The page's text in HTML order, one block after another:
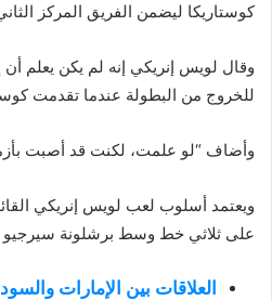
كوستاريكا ليضمن الفريق المركز
وقال لويس إنريكي إنه لم يكن يعلم
للخروج من البطولة عندما تقدمت
وأضاف “لو علمت، لكنت قد أصبت
ويعتمد أسلوب لعب لويس إنريكي
على ثلاثي خط وسط برشلونة
العلاقات بين الإمارات